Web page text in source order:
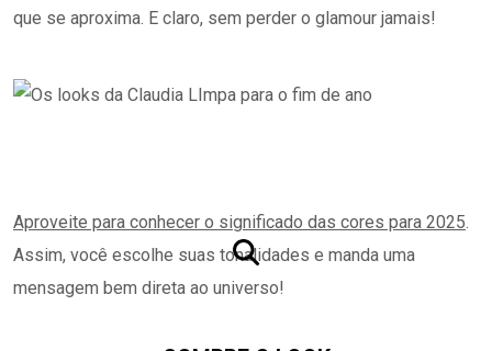
que se aproxima. E claro, sem perder o glamour jamais!
Aproveite para conhecer o significado das cores para 2025.
Assim, você escolhe suas tonalidades e manda uma
mensagem bem direta ao universo!